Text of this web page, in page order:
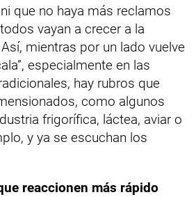
que no haya más reclamos
vayan a crecer a la
mientras por un lado vuelve
especialmente en las
hay rubros que
como algunos
frigorífica, láctea, aviar o
y ya se escuchan los
reaccionen más rápido